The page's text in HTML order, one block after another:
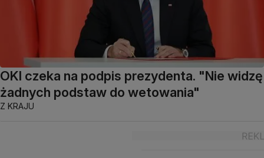
OKI czeka na podpis prezydenta. "Nie widzę
żadnych podstaw do wetowania"
Z KRAJU